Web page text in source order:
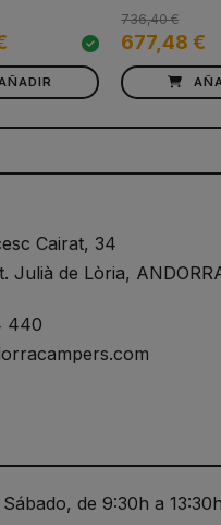
677,48 €
736,40 €
Cairat, 34
Julià de Lòria,
440
de 9:30h a